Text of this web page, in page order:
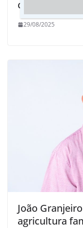
com título de
29/08/2025
João
agricultura